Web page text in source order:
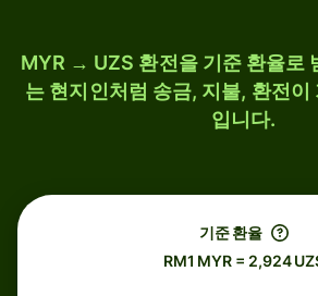
MYR → UZS 환전을 기준 환율로
는 현지인처럼 송금, 지불, 환전이
입니다.
기준 환율
RM1 MYR = 2,924